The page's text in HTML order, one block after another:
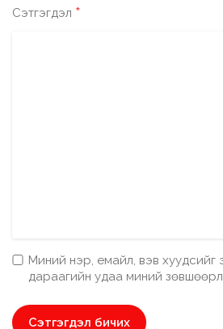
Сэтгэгдэл *
Миний нэр, емайл, вэв
дараагийн удаа миний